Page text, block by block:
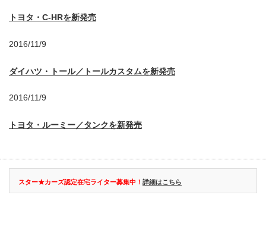
トヨタ・C-HRを新発売
2016/11/9
ダイハツ・トール／トールカスタムを新発売
2016/11/9
トヨタ・ルーミー／タンクを新発売
スター★カーズ認定在宅ライター募集中！ 詳細はこちら